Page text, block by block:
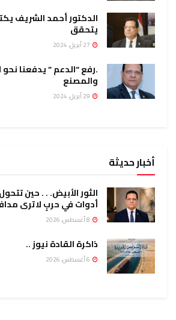
الدكتور أحمد الشريف
يتحقق
.رفع “الدعم ” يدفعنا
والمصنع
أخبار حديثة
الثور الأبيض. . . حين
أدوات في حربٍ لا ترى
ذاكرة القادة نيوز ..